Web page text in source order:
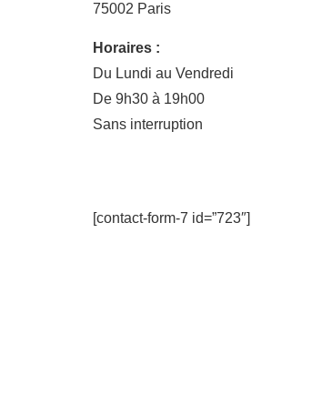
75002 Paris
Horaires :
Du Lundi au Vendredi
De 9h30 à 19h00
Sans interruption
[contact-form-7 id=”723″]